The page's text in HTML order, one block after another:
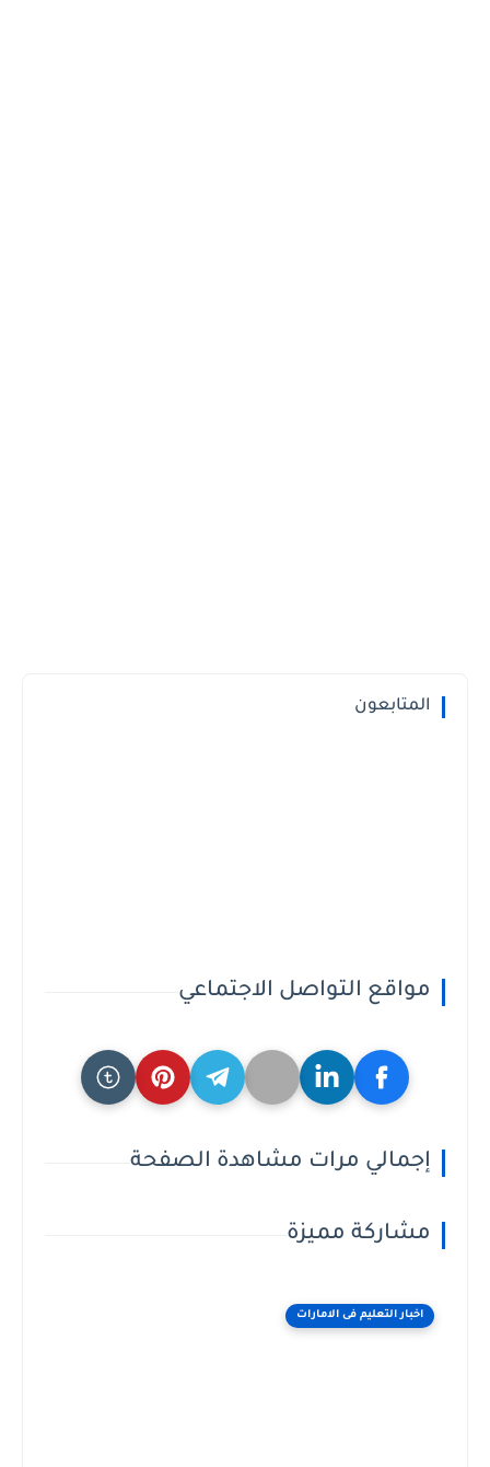
المتابعون
مواقع التواصل الاجتماعي
إجمالي مرات مشاهدة الصفحة
مشاركة مميزة
اخبار التعليم فى الامارات